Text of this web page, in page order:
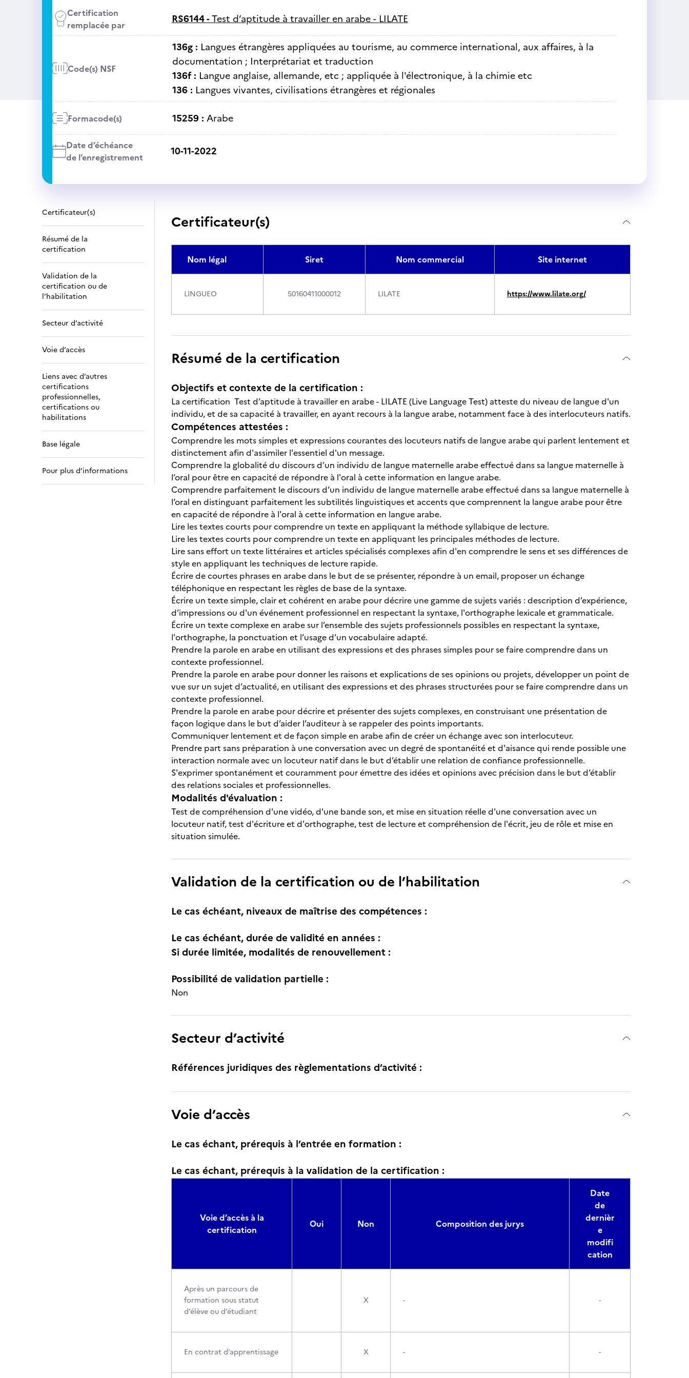
Certification
remplacée par
RS6144 -Test d’aptitude à travailler en arabe - LILATE
Code(s) NSF
136g : Langues étrangères appliquées au tourisme, au commerce international, aux affaires, à la
documentation ; Interprétariat et traduction
136f : Langue anglaise, allemande, etc ; appliquée à l'électronique, à la chimie etc
136 : Langues vivantes, civilisations étrangères et régionales
Formacode(s) 15259 : Arabe
Date d’échéance
de l’enregistrement
10-11-2022
Certificateur(s)
Résumé de la
certification
Validation de la
certification ou de
l’habilitation
Secteur d’activité
Voie d’accès
Liens avec d’autres
certifications
professionnelles,
certifications ou
habilitations
Base légale
Pour plus d’informations
Certificateur(s)
Nom légal Siret Nom commercial Site internet
LINGUEO 50160411000012 LILATE https://www.lilate.org/
Résumé de la certification
Objectifs et contexte de la certification :
La certification Test d’aptitude à travailler en arabe - LILATE (Live Language Test) atteste du niveau de langue d'un
individu, et de sa capacité à travailler, en ayant recours à la langue arabe, notamment face à des interlocuteurs natifs.
Compétences attestées :
Comprendre les mots simples et expressions courantes des locuteurs natifs de langue arabe qui parlent lentement et
distinctement afin d'assimiler l'essentiel d'un message.
Comprendre la globalité du discours d’un individu de langue maternelle arabe effectué dans sa langue maternelle à
l’oral pour être en capacité de répondre à l'oral à cette information en langue arabe.
Comprendre parfaitement le discours d’un individu de langue maternelle arabe effectué dans sa langue maternelle à
l’oral en distinguant parfaitement les subtilités linguistiques et accents que comprennent la langue arabe pour être
en capacité de répondre à l'oral à cette information en langue arabe.
Lire les textes courts pour comprendre un texte en appliquant la méthode syllabique de lecture.
Lire les textes courts pour comprendre un texte en appliquant les principales méthodes de lecture.
Lire sans effort un texte littéraires et articles spécialisés complexes afin d'en comprendre le sens et ses différences de
style en appliquant les techniques de lecture rapide.
Écrire de courtes phrases en arabe dans le but de se présenter, répondre à un email, proposer un échange
téléphonique en respectant les règles de base de la syntaxe.
Écrire un texte simple, clair et cohérent en arabe pour décrire une gamme de sujets variés : description d’expérience,
d’impressions ou d'un événement professionnel en respectant la syntaxe, l'orthographe lexicale et grammaticale.
Écrire un texte complexe en arabe sur l’ensemble des sujets professionnels possibles en respectant la syntaxe,
l'orthographe, la ponctuation et l’usage d’un vocabulaire adapté.
Prendre la parole en arabe en utilisant des expressions et des phrases simples pour se faire comprendre dans un
contexte professionnel.
Prendre la parole en arabe pour donner les raisons et explications de ses opinions ou projets, développer un point de
vue sur un sujet d’actualité, en utilisant des expressions et des phrases structurées pour se faire comprendre dans un
contexte professionnel.
Prendre la parole en arabe pour décrire et présenter des sujets complexes, en construisant une présentation de
façon logique dans le but d’aider l’auditeur à se rappeler des points importants.
Communiquer lentement et de façon simple en arabe afin de créer un échange avec son interlocuteur.
Prendre part sans préparation à une conversation avec un degré de spontanéité et d'aisance qui rende possible une
interaction normale avec un locuteur natif dans le but d’établir une relation de confiance professionnelle.
S'exprimer spontanément et couramment pour émettre des idées et opinions avec précision dans le but d’établir
des relations sociales et professionnelles.
Modalités d'évaluation :
Test de compréhension d'une vidéo, d'une bande son, et mise en situation réelle d'une conversation avec un
locuteur natif, test d'écriture et d'orthographe, test de lecture et compréhension de l'écrit, jeu de rôle et mise en
situation simulée.
Validation de la certification ou de l’habilitation
Le cas échéant, niveaux de maîtrise des compétences :
Le cas échéant, durée de validité en années :
Si durée limitée, modalités de renouvellement :
Possibilité de validation partielle :
Non
Secteur d’activité
Références juridiques des règlementations d’activité :
Voie d’accès
Le cas échant, prérequis à l’entrée en formation :
Le cas échant, prérequis à la validation de la certification :
Voie d’accès à la
certification
Oui Non Composition des jurys
Date
de
dernièr
e
modifi
cation
Après un parcours de
formation sous statut
d’élève ou d’étudiant
X - -
En contrat d’apprentissage X - -